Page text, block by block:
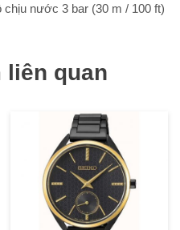
nước 3 bar (30 m / 100 ft)
liên quan